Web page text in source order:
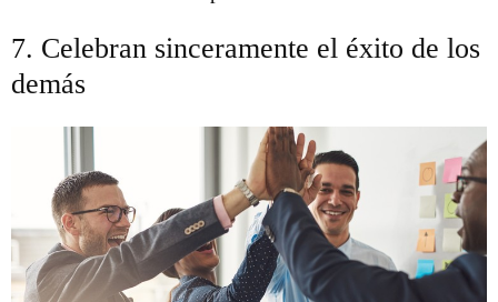
7. Celebran sinceramente el éxito de los
demás